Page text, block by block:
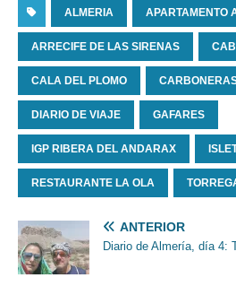
ALMERIA APARTAMENTO
ARRECIFE DE LAS SIRENAS
CALA DEL PLOMO
DIARIO DE VIAJE GAFARES
IGP RIBERA DEL ANDARAX
RESTAURANTE LA OLA
ANTERIOR
Diario de Almería, día 4: